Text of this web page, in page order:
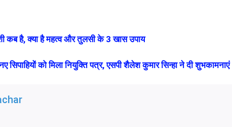
है, क्या है महत्व और तुलसी के 3 खास उपाय
को मिला नियुक्ति पत्र, एसपी शैलेश कुमार सिन्हा ने दी शुभकामनाएं